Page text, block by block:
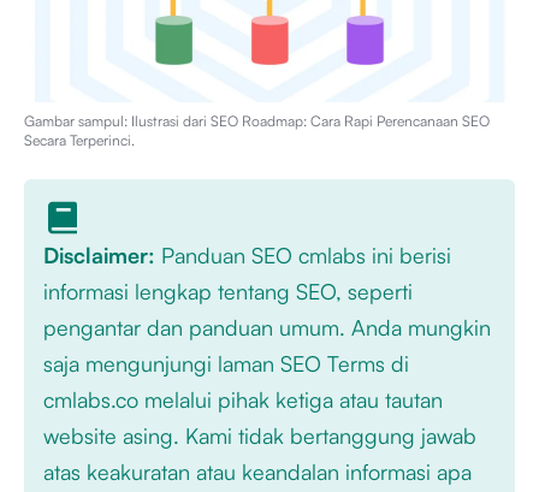
Gambar sampul: Ilustrasi dari SEO Roadmap: Cara Rapi Perencanaan SEO
Secara Terperinci.
Disclaimer: Panduan SEO cmlabs ini berisi
informasi lengkap tentang SEO, seperti
pengantar dan panduan umum. Anda mungkin
saja mengunjungi laman SEO Terms di
cmlabs.co melalui pihak ketiga atau tautan
website asing. Kami tidak bertanggung jawab
atas keakuratan atau keandalan informasi apa